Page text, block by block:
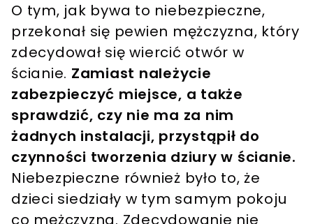
O tym, jak bywa to niebezpieczne,
przekonał się pewien mężczyzna, który
zdecydował się wiercić otwór w
ścianie. Zamiast należycie
zabezpieczyć miejsce, a także
sprawdzić, czy nie ma za nim
żadnych instalacji, przystąpił do
czynności tworzenia dziury w ścianie.
Niebezpieczne również było to, że
dzieci siedziały w tym samym pokoju